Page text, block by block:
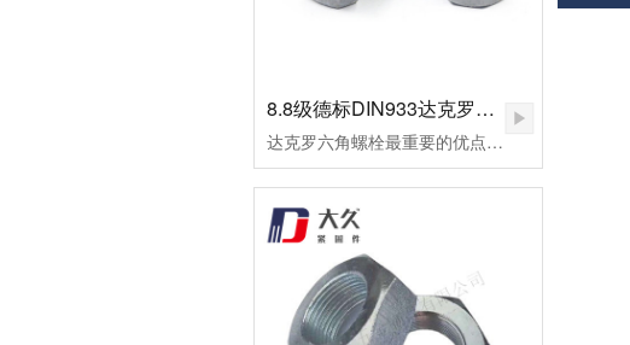
8.8级德标DIN933达克罗六角螺栓
达克罗六角螺栓最重要的优点是不氢脆，因此达克罗非常适合加工一些高档螺栓，如8.8级外六角螺栓。达克罗六角螺栓耐高温腐蚀，耐热温度可达300℃以上。但一般的热镀锌加工工艺，当温度做到100摄氏时，早已废料。达克罗涂层与六角螺栓和螺母的结合力好，处理后的外六角螺栓易于喷涂和着色，有机涂层的结合力超过磷化膜。达克罗六角螺栓在生产加工和涂布的全过程中，不会产生对环境有污染的废水废气，不使用三废管理降低了处理成本。